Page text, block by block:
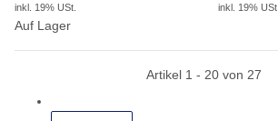
inkl. 19% USt.
Auf Lager
inkl. 19% USt.
Artikel 1 - 20 von 27